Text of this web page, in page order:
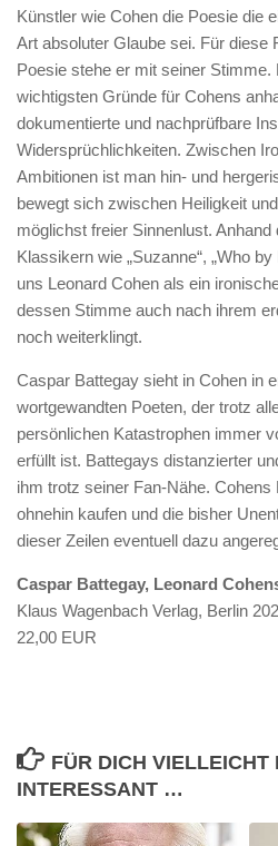
Künstler wie Cohen die Poesie die
Art absoluter Glaube sei. Für diese
Poesie stehe er mit seiner Stimme.
wichtigsten Gründe für Cohens
dokumentierte und nachprüfbare
Widersprüchlichkeiten. Zwischen
Ambitionen ist man hin- und
bewegt sich zwischen Heiligkeit
möglichst freier Sinnenlust.
Klassikern wie „Suzanne“, „Who by
uns Leonard Cohen als ein
dessen Stimme auch nach ihrem
noch weiterklingt.
Caspar Battegay sieht in Cohen in
wortgewandten Poeten, der trotz
persönlichen Katastrophen immer
erfüllt ist. Battegays distanzierter
ihm trotz seiner Fan-Nähe.
ohnehin kaufen und die bisher
dieser Zeilen eventuell dazu
Caspar Battegay, Leonard
Klaus Wagenbach Verlag, Berlin
22,00 EUR
FÜR DICH VIELLEICHT
INTERESSANT …